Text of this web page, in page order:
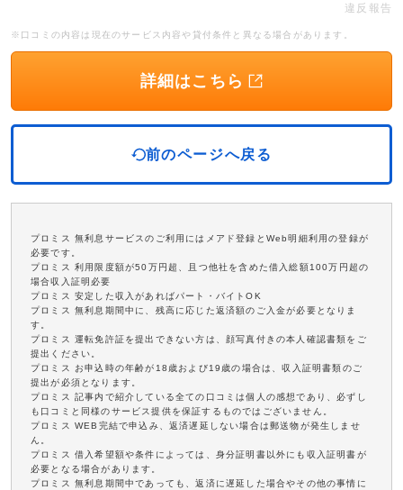
違反報告
※口コミの内容は現在のサービス内容や貸付条件と異なる場合があります。
詳細はこちら
前のページへ戻る
プロミス 無利息サービスのご利用にはメアド登録とWeb明細利用の登録が
必要です。
プロミス 利用限度額が50万円超、且つ他社を含めた借入総額100万円超の
場合収入証明必要
プロミス 安定した収入があればパート・バイトOK
プロミス 無利息期間中に、残高に応じた返済額のご入金が必要となりま
す。
プロミス 運転免許証を提出できない方は、顔写真付きの本人確認書類をご
提出ください。
プロミス お申込時の年齢が18歳および19歳の場合は、収入証明書類のご
提出が必須となります。
プロミス 記事内で紹介している全ての口コミは個人の感想であり、必ずし
も口コミと同様のサービス提供を保証するものではございません。
プロミス WEB完結で申込み、返済遅延しない場合は郵送物が発生しませ
ん。
プロミス 借入希望額や条件によっては、身分証明書以外にも収入証明書が
必要となる場合があります。
プロミス 無利息期間中であっても、返済に遅延した場合やその他の事情に